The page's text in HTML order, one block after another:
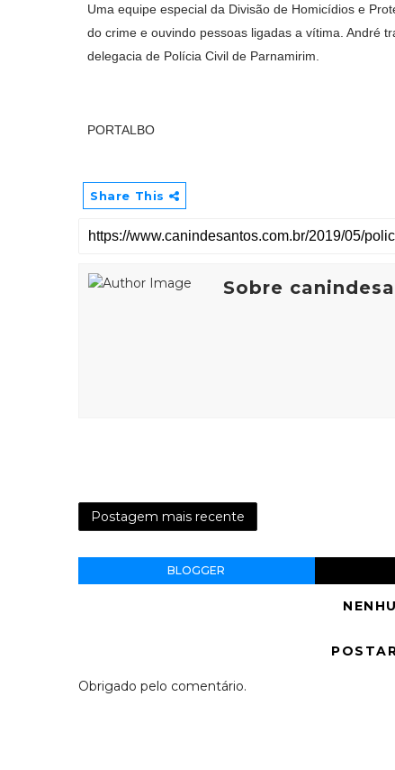
Uma equipe especial da Divisão de Homicídios e
do crime e ouvindo pessoas ligadas a vítima. André
delegacia de Polícia Civil de Parnamirim.
PORTALBO
Share This
Sobre
Postagem mais recente
BLOGGER
Obrigado pelo comentário.